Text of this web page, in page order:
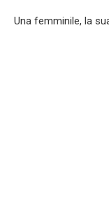
Una femminile, la